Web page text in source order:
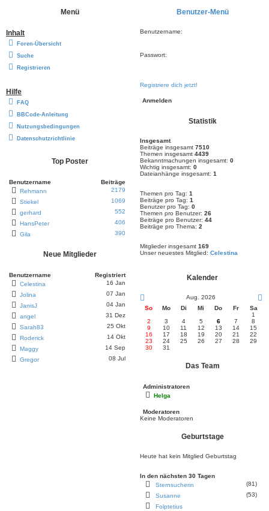
Menü
Inhalt
Foren-Übersicht
Suche
Registrieren
Hilfe
FAQ
BBCode-Anleitung
Nutzungsbedingungen
Datenschutzrichtlinie
Top Poster
Benutzername
Beiträge
Rehmann
2179
Stiekel
1069
gerhard
552
HansPeter
406
Gila
390
Neue Mitglieder
Benutzername
Registriert
Celestina
16 Jan
Jolina
07 Jan
JanisJ
04 Jan
angel
31 Dez
Sarah83
25 Okt
Roderick
14 Okt
Maggy
14 Sep
Gregor
08 Jul
Benutzer-Menü
Benutzername:
Passwort:
Registriere dich jetzt!
Statistik
Insgesamt
Beiträge insgesamt7510
Themen insgesamt4439
Bekanntmachungen insgesamt:0
Wichtig insgesamt:0
Dateianhänge insgesamt:1
Themen pro Tag:1
Beiträge pro Tag:1
Benutzer pro Tag:0
Themen pro Benutzer:26
Beiträge pro Benutzer:44
Beiträge pro Thema:2
Mitglieder insgesamt169
Unser neuestes Mitglied:Celestina
Kalender
Aug. 2026
So
Mo Di Mi Do Fr
Sa
1
2
3 4 5 6 7
8
9
10 11 12 13 14
15
16
17 18 19 20 21
22
23
24 25 26 27 28
29
30
31
Das Team
Administratoren
Helga
Moderatoren
Keine Moderatoren
Geburtstage
Heute hat kein Mitglied Geburtstag
In den nächsten 30 Tagen
Sternsucherin
(81)
Susanne
(53)
Folptetius